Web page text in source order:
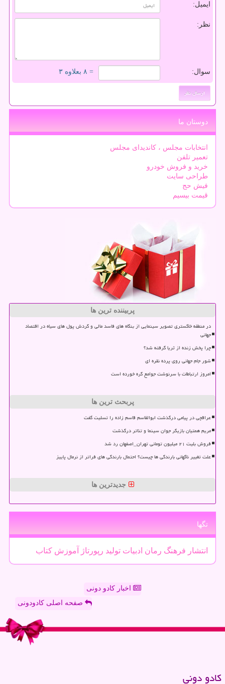
ایمیل:
نظر:
سوال: = ۸ بعلاوه ۳
دوستان ما
انتخابات مجلس ، کاندیدای مجلس
تعمیر تلفن
خرید و فروش خودرو
طراحی سایت
فیش حج
قیمت بیسیم
پربیننده ترین ها
در منطقه خاکستری تصویر سینمایی از بنگاه های فاسد مالی و گردش پول های سیاه در اقتصاد
جهانی
چرا پخش زنده از ثریا گرفته شد؟
شور جام جهانی روی پرده نقره ای
امروز ارتباطات با سرنوشت جوامع گره خورده است
پربحث ترین ها
عراقچی در پیامی درگذشت ابوالقاسم قاسم زاده را تسلیت گفت
مریم همتیان بازیگر جوان سینما و تئاتر درگذشت
فروش بلیت ۲۱ میلیون تومانی تهران_اصفهان رد شد
علت تغییر ناگهانی بارندگی ها چیست؟ احتمال بارندگی های فراتر از نرمال پاییز
جدیدترین ها
تگها
انتشار فرهنگ رمان ادبیات تولید رپورتاژ آموزش كتاب
اخبار کادو دونی
صفحه اصلی کادودونی
كادو دونی